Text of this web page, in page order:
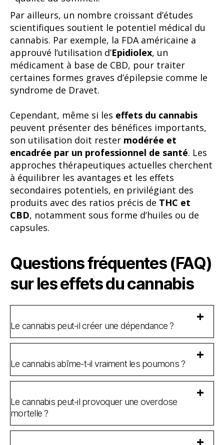
Par ailleurs, un nombre croissant d’études
scientifiques soutient le potentiel médical du
cannabis. Par exemple, la FDA américaine a
approuvé l’utilisation d’Epidiolex, un
médicament à base de CBD, pour traiter
certaines formes graves d’épilepsie comme le
syndrome de Dravet.
Cependant, même si les effets du cannabis
peuvent présenter des bénéfices importants,
son utilisation doit rester modérée et
encadrée par un professionnel de santé. Les
approches thérapeutiques actuelles cherchent
à équilibrer les avantages et les effets
secondaires potentiels, en privilégiant des
produits avec des ratios précis de THC et
CBD, notamment sous forme d’huiles ou de
capsules.
Questions fréquentes (FAQ)
sur les effets du cannabis
Le cannabis peut-il créer une dépendance ?
Le cannabis abîme-t-il vraiment les poumons ?
Le cannabis peut-il provoquer une overdose
mortelle ?